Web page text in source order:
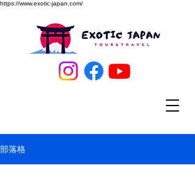
https://www.exotic-japan.com/
部落格